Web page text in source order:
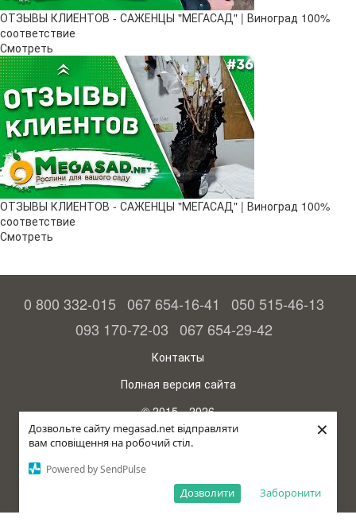
Дозвольте сайту megasad.net відправляти
вам сповіщення на робочий стіл.
Powered by SendPulse
Заборонити
Дозволити
×
ОТЗЫВЫ КЛИЕНТОВ - САЖЕНЦЫ "МЕГАСАД" | Виноград 100%
соответствие
Смотреть
ОТЗЫВЫ КЛИЕНТОВ - САЖЕНЦЫ "МЕГАСАД" | Виноград 100%
соответствие
Смотреть
0 800 332-015 067 654-16-41
050 515-46-13
093 170-72-03 067 654-29-42
Контакты
Полная версия сайта
© 2015—2026
Megasad - гарантия высокого урожая